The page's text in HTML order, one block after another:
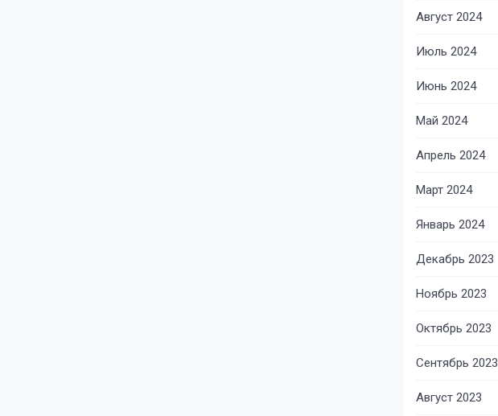
Август 2024
Июль 2024
Июнь 2024
Май 2024
Апрель 2024
Март 2024
Январь 2024
Декабрь 2023
Ноябрь 2023
Октябрь 2023
Сентябрь 2023
Август 2023